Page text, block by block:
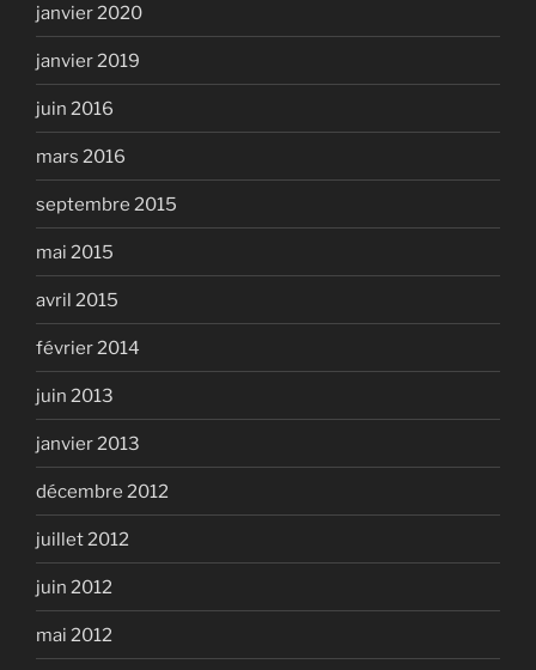
janvier 2020
janvier 2019
juin 2016
mars 2016
septembre 2015
mai 2015
avril 2015
février 2014
juin 2013
janvier 2013
décembre 2012
juillet 2012
juin 2012
mai 2012